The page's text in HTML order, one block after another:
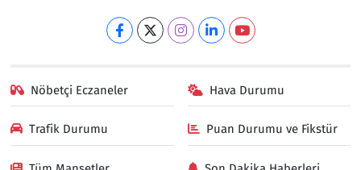
Nöbetçi Eczaneler Hava Durumu
Trafik Durumu Puan Durumu ve Fikstür